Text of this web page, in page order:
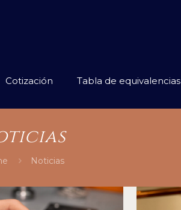
Cotización Tabla de equivalencias
Noticias